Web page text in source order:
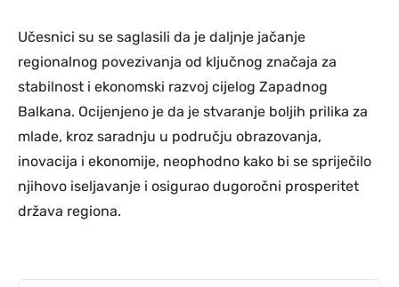
Učesnici su se saglasili da je daljnje jačanje
regionalnog povezivanja od ključnog značaja za
stabilnost i ekonomski razvoj cijelog Zapadnog
Balkana. Ocijenjeno je da je stvaranje boljih prilika za
mlade, kroz saradnju u području obrazovanja,
inovacija i ekonomije, neophodno kako bi se spriječilo
njihovo iseljavanje i osigurao dugoročni prosperitet
država regiona.